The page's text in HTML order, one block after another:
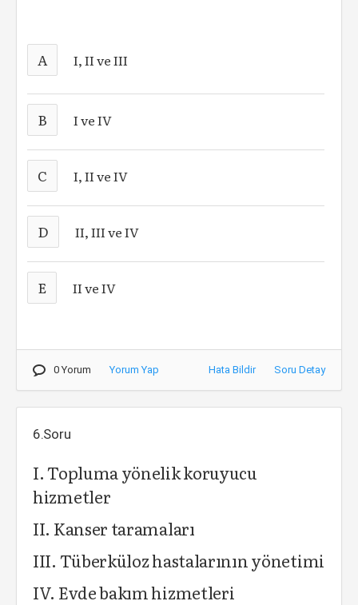
A I, II ve III
B I ve IV
C I, II ve IV
D II, III ve IV
E II ve IV
0 Yorum Yorum Yap Hata Bildir Soru Detay
6.Soru
I. Topluma yönelik koruyucu
hizmetler
II. Kanser taramaları
III. Tüberküloz hastalarının yönetimi
IV. Evde bakım hizmetleri